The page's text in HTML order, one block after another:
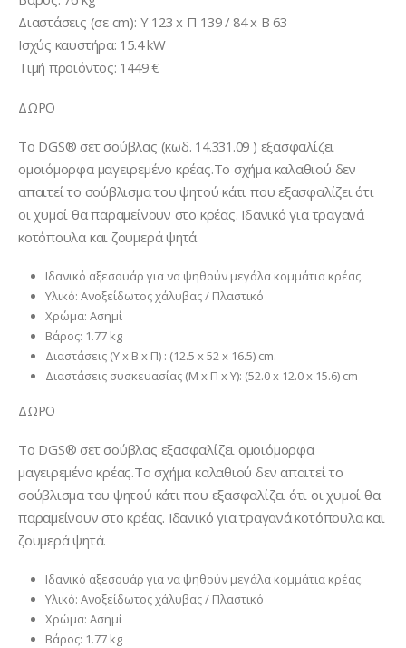
Διαστάσεις (σε cm): Υ 123 x Π 139 / 84 x Β 63
Ισχύς καυστήρα: 15.4 kW
Τιμή προϊόντος: 1449 €
ΔΩΡΟ
Το DGS® σετ σούβλας (κωδ. 14.331.09 ) εξασφαλίζει
ομοιόμορφα μαγειρεμένο κρέας.Το σχήμα καλαθιού δεν
απαιτεί το σούβλισμα του ψητού κάτι που εξασφαλίζει ότι
οι χυμοί θα παραμείνουν στο κρέας. Ιδανικό για τραγανά
κοτόπουλα και ζουμερά ψητά.
Ιδανικό αξεσουάρ για να ψηθούν μεγάλα κομμάτια κρέας.
Υλικό: Ανοξείδωτος χάλυβας / Πλαστικό
Χρώμα: Ασημί
Βάρος: 1.77 kg
Διαστάσεις (Υ x Β x Π) : (12.5 x 52 x 16.5) cm.
Διαστάσεις συσκευασίας (Μ x Π x Υ): (52.0 x 12.0 x 15.6) cm
ΔΩΡΟ
Το DGS® σετ σούβλας εξασφαλίζει ομοιόμορφα
μαγειρεμένο κρέας.Το σχήμα καλαθιού δεν απαιτεί το
σούβλισμα του ψητού κάτι που εξασφαλίζει ότι οι χυμοί θα
παραμείνουν στο κρέας. Ιδανικό για τραγανά κοτόπουλα και
ζουμερά ψητά.
Ιδανικό αξεσουάρ για να ψηθούν μεγάλα κομμάτια κρέας.
Υλικό: Ανοξείδωτος χάλυβας / Πλαστικό
Χρώμα: Ασημί
Βάρος: 1.77 kg